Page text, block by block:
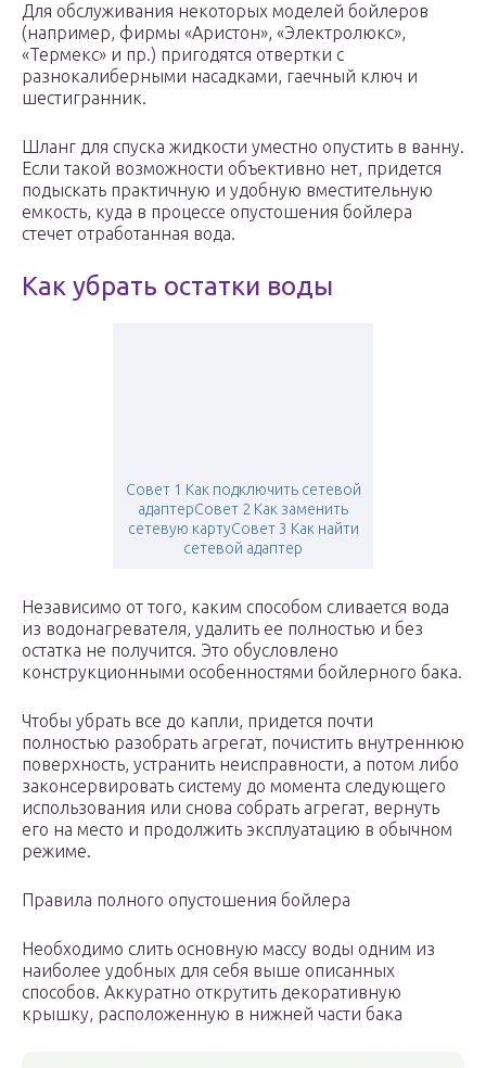
Для обслуживания некоторых моделей бойлеров
(например, фирмы «Аристон», «Электролюкс»,
«Термекс» и пр.) пригодятся отвертки с
разнокалиберными насадками, гаечный ключ и
шестигранник.
Шланг для спуска жидкости уместно опустить в ванну.
Если такой возможности объективно нет, придется
подыскать практичную и удобную вместительную
емкость, куда в процессе опустошения бойлера
стечет отработанная вода.
Как убрать остатки воды
Совет 1 Как подключить сетевой
адаптерСовет 2 Как заменить
сетевую картуСовет 3 Как найти
сетевой адаптер
Независимо от того, каким способом сливается вода
из водонагревателя, удалить ее полностью и без
остатка не получится. Это обусловлено
конструкционными особенностями бойлерного бака.
Чтобы убрать все до капли, придется почти
полностью разобрать агрегат, почистить внутреннюю
поверхность, устранить неисправности, а потом либо
законсервировать систему до момента следующего
использования или снова собрать агрегат, вернуть
его на место и продолжить эксплуатацию в обычном
режиме.
Правила полного опустошения бойлера
Необходимо слить основную массу воды одним из
наиболее удобных для себя выше описанных
способов. Аккуратно открутить декоративную
крышку, расположенную в нижней части бака